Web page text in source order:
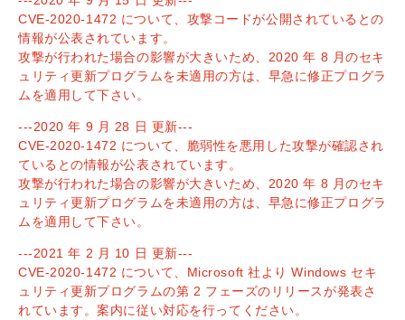
CVE-2020-1472 について、攻撃コードが公開されているとの
情報が公表されています。
攻撃が行われた場合の影響が大きいため、2020 年 8 月のセキ
ュリティ更新プログラムを未適用の方は、早急に修正プログラ
ムを適用して下さい。
---2020 年 9 月 28 日 更新---
CVE-2020-1472 について、脆弱性を悪用した攻撃が確認され
ているとの情報が公表されています。
攻撃が行われた場合の影響が大きいため、2020 年 8 月のセキ
ュリティ更新プログラムを未適用の方は、早急に修正プログラ
ムを適用して下さい。
---2021 年 2 月 10 日 更新---
CVE-2020-1472 について、Microsoft 社より Windows セキ
ュリティ更新プログラムの第 2 フェーズのリリースが発表さ
れています。案内に従い対応を行ってください。